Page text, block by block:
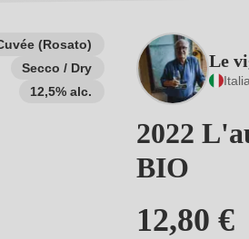
(Rosato)
Secco / Dry
12,5% alc.
Le
Italia
2022
BIO
12,80 €
– per gusto, occasione, nome del
altri criteri.